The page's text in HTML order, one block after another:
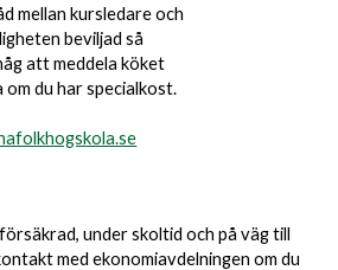
mellan kursledare och
beviljad så
att meddela köket
du har specialkost.
under skoltid och på väg till
med ekonomiavdelningen om du